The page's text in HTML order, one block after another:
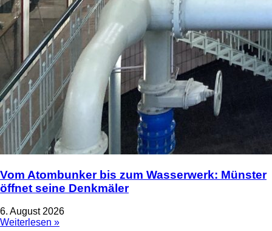
Vom Atombunker bis zum Wasserwerk: Münster
öffnet seine Denkmäler
6. August 2026
Weiterlesen »